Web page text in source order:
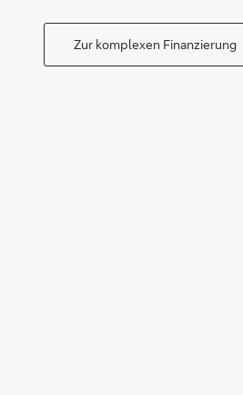
Zur komplexen Finanzierung